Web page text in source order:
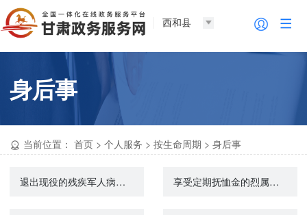
西和县
身后事
当前位置： 首页 >个人服务 >按生命周期 >身后事
退出现役的残疾军人病故丧葬费的给付 享受定期抚恤金的烈属、因公牺牲军人遗属、病故军人遗属丧葬费的给付